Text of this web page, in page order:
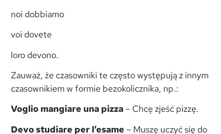
noi dobbiamo
voi dovete
loro devono.
Zauważ, że czasowniki te często występują z innym
czasownikiem w formie bezokolicznika, np.:
Voglio mangiare una pizza – Chcę zjeść pizzę.
Devo studiare per l’esame – Muszę uczyć się do